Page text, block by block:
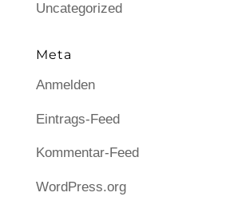
Uncategorized
Meta
Anmelden
Eintrags-Feed
Kommentar-Feed
WordPress.org